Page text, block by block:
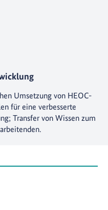
Umsetzung von HEOC-
für eine verbesserte
Transfer von Wissen zum